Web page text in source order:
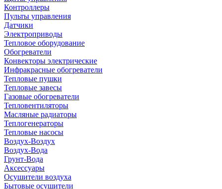
Контроллеры
Пульты управления
Датчики
Электроприводы
Тепловое оборудование
Обогреватели
Конвекторы электрические
Инфракрасные обогреватели
Тепловые пушки
Тепловые завесы
Газовые обогреватели
Тепловентиляторы
Масляные радиаторы
Теплогенераторы
Тепловые насосы
Воздух-Воздух
Воздух-Вода
Грунт-Вода
Аксессуары
Осушители воздуха
Бытовые осушители